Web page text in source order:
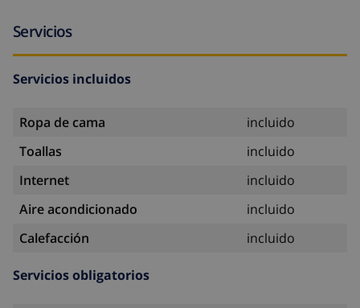
Servicios
Servicios incluidos
Ropa de cama
incluido
Toallas
incluido
Internet
incluido
Aire acondicionado
incluido
Calefacción
incluido
Servicios obligatorios